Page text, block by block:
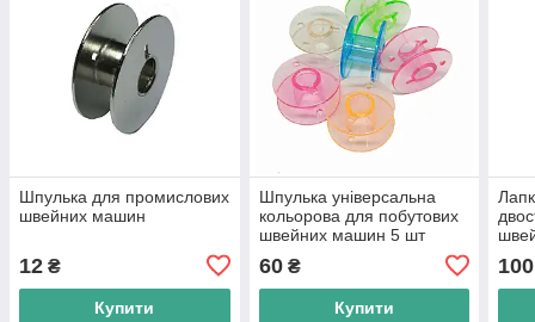
Шпулька для промислових
швейних машин
12 ₴
Купити
Шпулька універсальна
кольорова для побутових
швейних машин 5 шт
60₴
Купити
100